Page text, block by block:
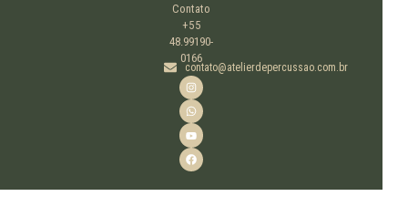
Contato
+55
48.99190-
0166
contato@atelierdepercussao.com.br